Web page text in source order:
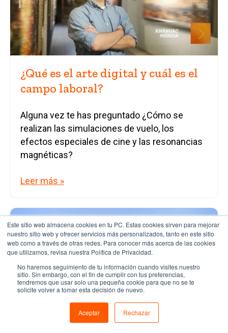
Este sitio web almacena cookies en tu PC. Estas cookies sirven para mejorar
nuestro sitio web y ofrecer servicios más personalizados, tanto en este sitio
web como a través de otras redes. Para conocer más acerca de las cookies
que utilizamos, revisa nuestra Política de Privacidad.
No haremos seguimiento de tu información cuando visites nuestro
sitio. Sin embargo, con el fin de cumplir con tus preferencias,
tendremos que usar solo una pequeña cookie para que no se te
solicite volver a tomar esta decisión de nuevo.
Aceptar Rechazar
¿Qué es el arte digital y cuál es el
campo laboral?
Alguna vez te has preguntado ¿Cómo se
realizan las simulaciones de vuelo, los
efectos especiales de cine y las resonancias
magnéticas?
Leer más »